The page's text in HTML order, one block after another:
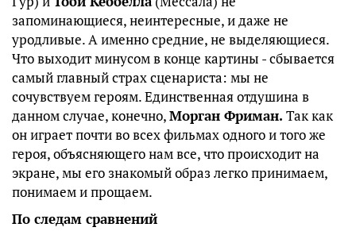
запоминающиеся, неинтересные, и даже не
уродливые. А именно средние, не выделяющиеся.
Что выходит минусом в конце картины - сбывается
самый главный страх сценариста: мы не
сочувствуем героям. Единственная отдушина в
данном случае, конечно,Морган Фриман. Так как
он играет почти во всех фильмах одного и того же
героя, объясняющего нам все, что происходит на
экране, мы его знакомый образ легко принимаем,
понимаем и прощаем.
По следам сравнений